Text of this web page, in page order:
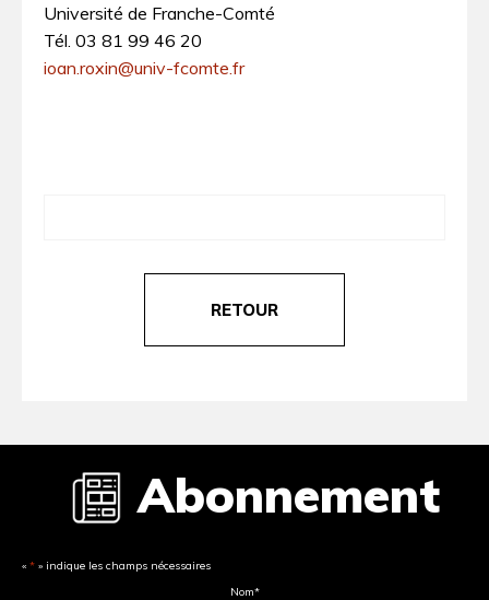
Université de Franche-Comté
Tél. 03 81 99 46 20
ioan.roxin@univ-fcomte.fr
RETOUR
Abonnement
« * » indique les champs nécessaires
Nom*